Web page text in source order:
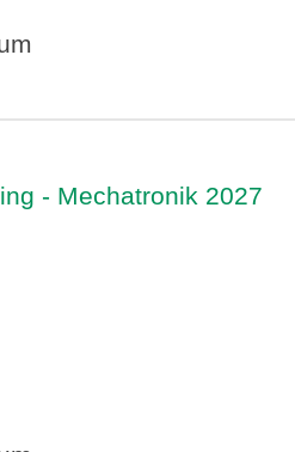
- Mechatronik 2027